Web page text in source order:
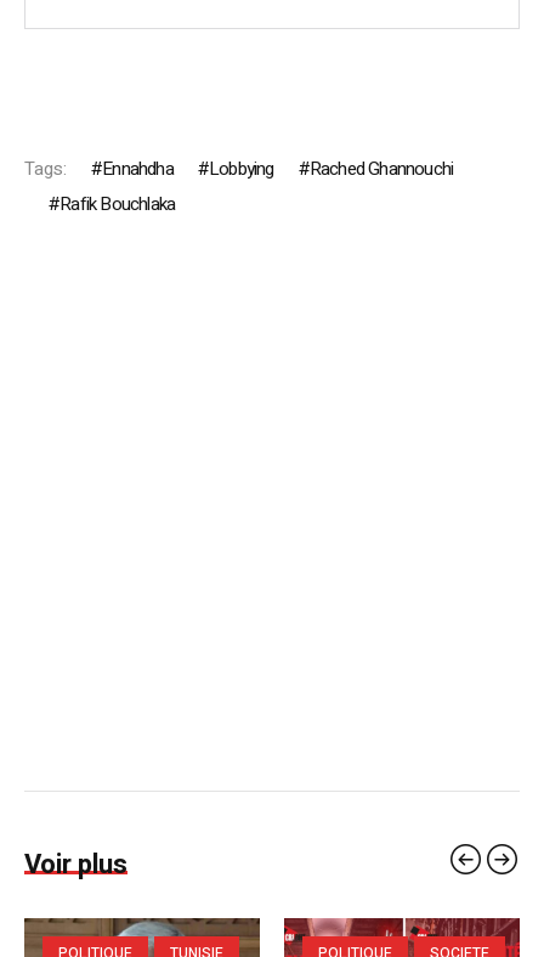
Tags: Ennahdha Lobbying
Rached Ghannouchi
Rafik Bouchlaka
Voir plus